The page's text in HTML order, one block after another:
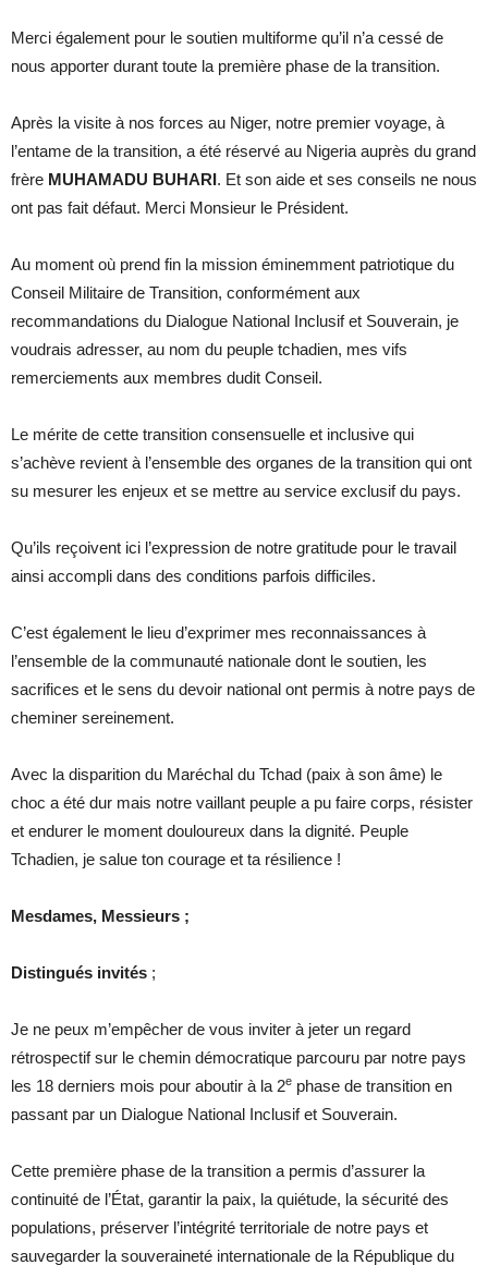
Merci également pour le soutien multiforme qu’il n’a cessé de
nous apporter durant toute la première phase de la transition.
Après la visite à nos forces au Niger, notre premier voyage, à
l’entame de la transition, a été réservé au Nigeria auprès du grand
frère MUHAMADU BUHARI. Et son aide et ses conseils ne nous
ont pas fait défaut. Merci Monsieur le Président.
Au moment où prend fin la mission éminemment patriotique du
Conseil Militaire de Transition, conformément aux
recommandations du Dialogue National Inclusif et Souverain, je
voudrais adresser, au nom du peuple tchadien, mes vifs
remerciements aux membres dudit Conseil.
Le mérite de cette transition consensuelle et inclusive qui
s’achève revient à l’ensemble des organes de la transition qui ont
su mesurer les enjeux et se mettre au service exclusif du pays.
Qu’ils reçoivent ici l’expression de notre gratitude pour le travail
ainsi accompli dans des conditions parfois difficiles.
C’est également le lieu d’exprimer mes reconnaissances à
l’ensemble de la communauté nationale dont le soutien, les
sacrifices et le sens du devoir national ont permis à notre pays de
cheminer sereinement.
Avec la disparition du Maréchal du Tchad (paix à son âme) le
choc a été dur mais notre vaillant peuple a pu faire corps, résister
et endurer le moment douloureux dans la dignité. Peuple
Tchadien, je salue ton courage et ta résilience !
Mesdames, Messieurs ;
Distingués invités ;
Je ne peux m’empêcher de vous inviter à jeter un regard
rétrospectif sur le chemin démocratique parcouru par notre pays
les 18 derniers mois pour aboutir à la 2e phase de transition en
passant par un Dialogue National Inclusif et Souverain.
Cette première phase de la transition a permis d’assurer la
continuité de l’État, garantir la paix, la quiétude, la sécurité des
populations, préserver l’intégrité territoriale de notre pays et
sauvegarder la souveraineté internationale de la République du